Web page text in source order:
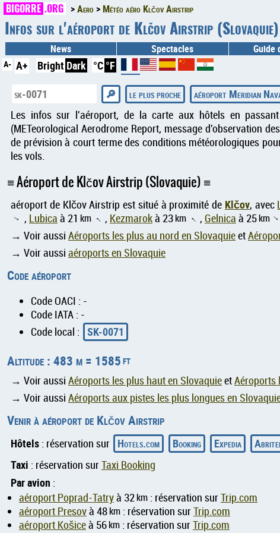
BIGORRE .ORG Aero Météo aéro Klčov Airstrip
Infos sur l'aéroport de Klčov Airstrip
News Spectacles Guide
A- A+ Bright Dark °C °F
le plus proche
aéroport Meridian
Les infos sur l'aéroport, de la carte aux hôtels en
(METeorological Aerodrome Report, message d'observation
de prévision à court terme des conditions météorologiques
les vols.
Aéroport de Klčov Airstrip (Slovaquie)
aéroport de Klčov Airstrip est situé à proximité de Klčov, avec
↑ , Lubica à 21 km ↑ , Kezmarokà 23km ↑ , Gelnica à 25km ↑
→ Voir aussi Aéroports les plus au nord en Slovaquieet
→ Voir aussi aéroports en Slovaquie
Code aéroport
Code OACI : -
Code IATA : -
Code local :
SK-0071
Altitude : 483 m = 1585ft
→ Voir aussi Aéroports les plus haut en SlovaquieetAéroports
→ Voir aussi Aéroports aux pistes les plus longues en
Venir à aéroport de Klčov Airstrip
Hôtels : réservation sur Hotels.com Booking Expedia
Taxi : réservation surTaxi Booking
Par avion :
aéroport Poprad-Tatryà 32km : réservation surTrip.com
aéroport Presovà 48km : réservation surTrip.com
aéroport Košiceà 56km : réservation surTrip.com